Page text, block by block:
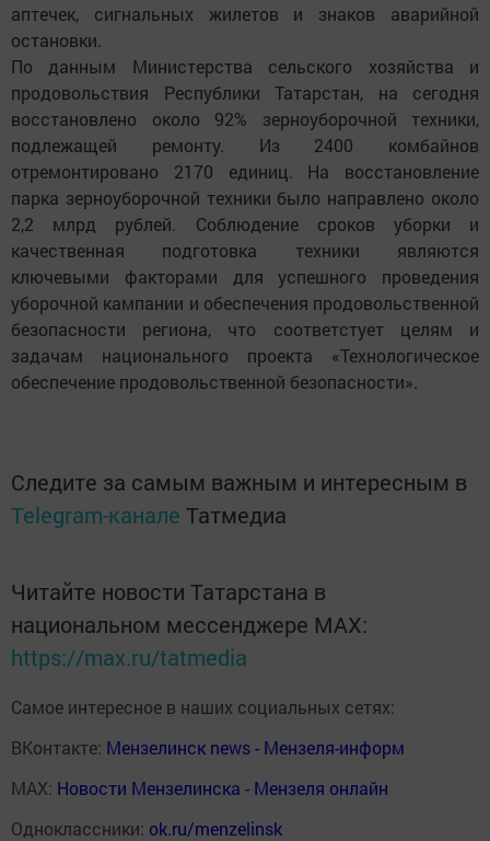
аптечек, сигнальных жилетов и знаков аварийной
остановки.
По данным Министерства сельского хозяйства и
продовольствия Республики Татарстан, на сегодня
восстановлено около 92% зерноуборочной техники,
подлежащей ремонту. Из 2400 комбайнов
отремонтировано 2170 единиц. На восстановление
парка зерноуборочной техники было направлено около
2,2 млрд рублей. Соблюдение сроков уборки и
качественная подготовка техники являются
ключевыми факторами для успешного проведения
уборочной кампании и обеспечения продовольственной
безопасности региона, что соответстует целям и
задачам национального проекта «Технологическое
обеспечение продовольственной безопасности».
Следите за самым важным и интересным в
Telegram-канале Татмедиа
Читайте новости Татарстана в
национальном мессенджере MАХ:
https://max.ru/tatmedia
Самое интересное в наших социальных сетях:
ВКонтакте: Мензелинск news - Мензеля-информ
MAX: Новости Мензелинска - Мензеля онлайн
Одноклассники: ok.ru/menzelinsk